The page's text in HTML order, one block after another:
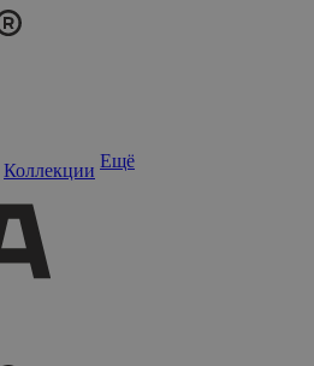
Коллекции Ещё